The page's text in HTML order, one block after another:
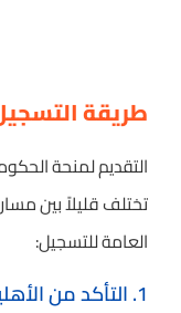
طريقة
التقديم لمنحة
تختلف قليلاً بين
العامة للتسجيل:
1. التأكد من الأهلية